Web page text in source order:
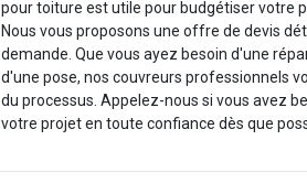
pour toiture est utile pour budgétiser votre
Nous vous proposons une offre de devis
demande. Que vous ayez besoin d'une
d'une pose, nos couvreurs professionnels
du processus. Appelez-nous si vous avez
votre projet en toute confiance dès que